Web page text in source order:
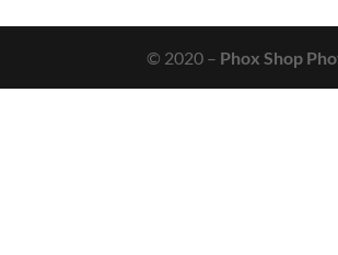
© 2020 – Phox Shop